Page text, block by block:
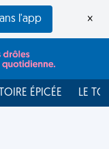
l'app ×
ÉPICÉE LE